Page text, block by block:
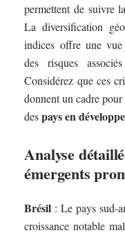
permettent de suivre
La diversification
indices offre une vue
des risques
Considérez que ces
donnent un cadre
despays en
Analyse
émergents
Brésil : Le pays sud-
croissance notable